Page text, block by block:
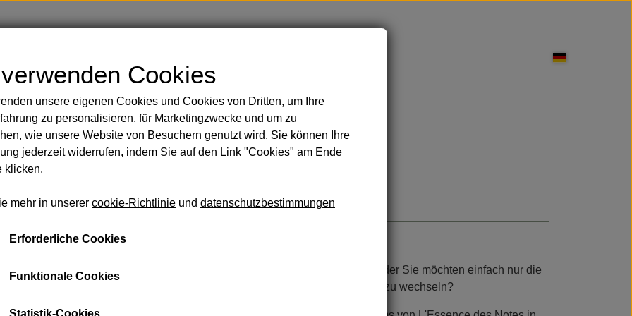
Rasur
und Körper
Öle
Handbemalte Duschvorhänge Körperpflege
und Taschen
Handtücher
Seife und Shampoo Lakritz und Leckereien
Entdeckungsset 7x2ml
€ 16,73
Entdecken Sie die ganze Welt der Düfte von L'Essence des Notes
Sie sind sich nicht sicher, welches Parfüm am besten zu Ihnen passt - oder Sie möchten einfach nur die
Möglichkeit haben, je nach Stimmung und Anlass zwischen den Düften zu wechseln?
Cookies
unsere eigenen Cookies und Cookies von Dritten, um Ihre
zu personalisieren, für Marketingzwecke und um zu
wie unsere Website von Besuchern genutzt wird. Sie können Ihre
jederzeit widerrufen, indem Sie auf den Link "Cookies" am Ende
klicken.
mehr in unserer cookie-Richtlinie und datenschutzbestimmungen
Erforderliche Cookies
Funktionale Cookies
Statistik-Cookies